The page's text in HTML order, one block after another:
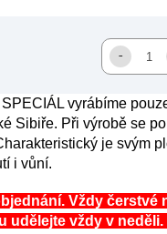
vyrábíme
Sibiře. Při výrobě se
je svým
i vůní.
Vždy čerstvé
udělejte vždy v neděli.